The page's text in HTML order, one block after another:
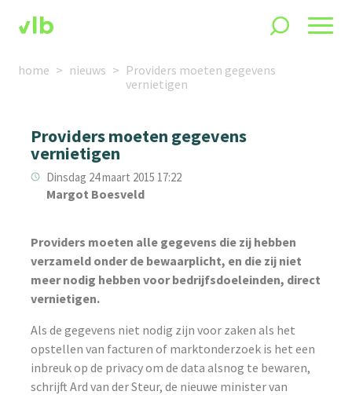
home nieuws
Providers moeten gegevens
vernietigen
Providers moeten gegevens
vernietigen
Dinsdag 24 maart 2015 17:22
Margot Boesveld
Providers moeten alle gegevens die zij hebben
verzameld onder de bewaarplicht, en die zij niet
meer nodig hebben voor bedrijfsdoeleinden, direct
vernietigen.
Als de gegevens niet nodig zijn voor zaken als het
opstellen van facturen of marktonderzoek is het een
inbreuk op de privacy om de data alsnog te bewaren,
schrijft Ard van der Steur, de nieuwe minister van